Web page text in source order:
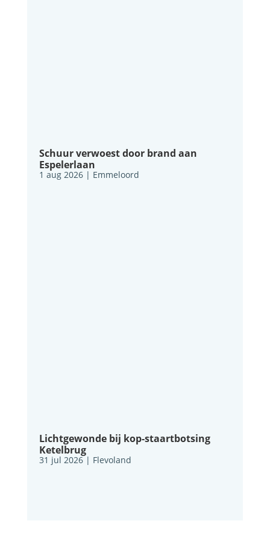
Schuur verwoest door brand aan
Espelerlaan
1 aug 2026| Emmeloord
Lichtgewonde bij kop-staartbotsing
Ketelbrug
31 jul 2026| Flevoland